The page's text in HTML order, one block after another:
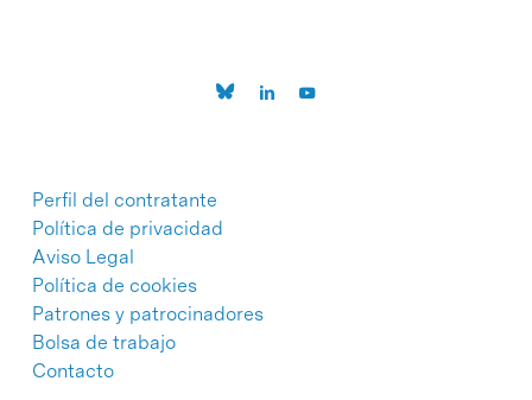
Perfil del contratante
Política de privacidad
Aviso Legal
Política de cookies
Patrones y patrocinadores
Bolsa de trabajo
Contacto